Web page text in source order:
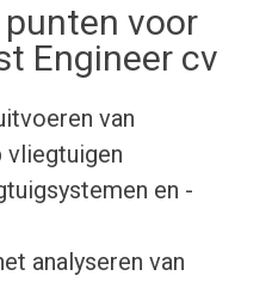
voor
Engineer cv
van
en -
analyseren van